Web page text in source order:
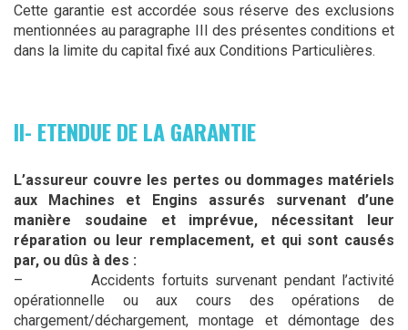
Cette garantie est accordée sous réserve des exclusions
mentionnées au paragraphe III des présentes conditions et
dans la limite du capital fixé aux Conditions Particulières.
II- ETENDUE DE LA GARANTIE
L’assureur couvre les pertes ou dommages matériels
aux Machines et Engins assurés survenant d’une
manière soudaine et imprévue, nécessitant leur
réparation ou leur remplacement, et qui sont causés
par, ou dûs à des :
– Accidents fortuits survenant pendant l’activité
opérationnelle ou aux cours des opérations de
chargement/déchargement, montage et démontage des